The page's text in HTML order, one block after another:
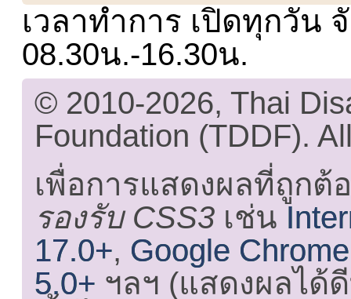
เวลาทำการ เปิดทุกวัน
08.30น.-16.30น.
© 2010-2026, Thai
Foundation (TDDF).
เพื่อการแสดงผลที่ถูกต้
รองรับ CSS3 เช่น
17.0+, Google
5.0+ ฯลฯ (แสดงผลได้